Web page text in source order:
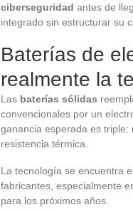
ciberseguridad antes de
integrado sin estructurar su
Baterías de
realmente la
Las baterías sólidas
convencionales por un
ganancia esperada es
resistencia térmica.
La tecnología se encuentra
fabricantes, especialmente
para los próximos años.